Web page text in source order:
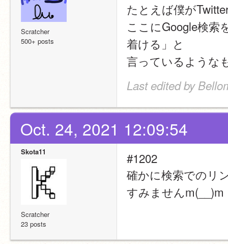
Scratcher
500+ posts
たとえば僕が
ここにGoogle検索
着ける」と
言っているような
Last edited by
Oct. 24, 2021 12:09:54
Skota11
Scratcher
23 posts
#1202
確かに検索でのリ
すみませんm(__)m